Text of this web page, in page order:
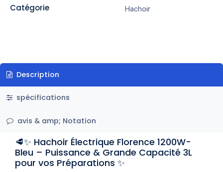
Catégorie Hachoir
Description
spécifications
avis & amp; Notation
🥩✨ Hachoir Électrique Florence 1200W-
Bleu – Puissance & Grande Capacité 3L
pour vos Préparations ✨